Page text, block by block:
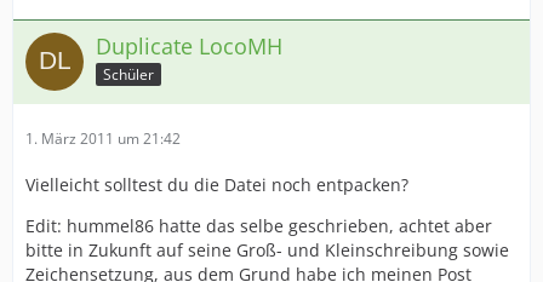
Duplicate LocoMH
Schüler
1. März 2011 um 21:42
Vielleicht solltest du die Datei noch entpacken?
Edit: hummel86 hatte das selbe geschrieben, achtet aber
bitte in Zukunft auf seine Groß- und Kleinschreibung sowie
Zeichensetzung, aus dem Grund habe ich meinen Post